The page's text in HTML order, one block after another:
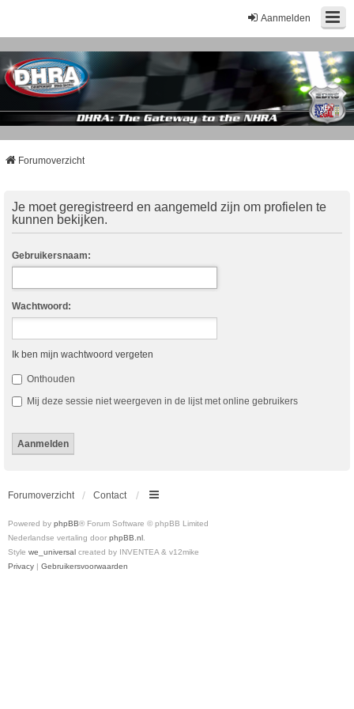
Aanmelden
Forumoverzicht
Je moet geregistreerd en aangemeld zijn om profielen te
kunnen bekijken.
Gebruikersnaam:
Wachtwoord:
Ik ben mijn wachtwoord vergeten
Onthouden
Mij deze sessie niet weergeven in de lijst met online gebruikers
Forumoverzicht Contact
Powered by phpBB® Forum Software © phpBB Limited
Nederlandse vertaling door phpBB.nl
Style we_universal created by INVENTEA & v12mike
Privacy | Gebruikersvoorwaarden